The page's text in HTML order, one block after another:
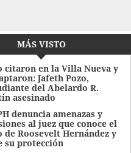
MÁS VISTO
citaron en la Villa Nueva y
Jafeth Pozo,
del Abelardo R.
asesinado
denuncia amenazas y
al juez que conoce el
de Roosevelt Hernández y
su protección